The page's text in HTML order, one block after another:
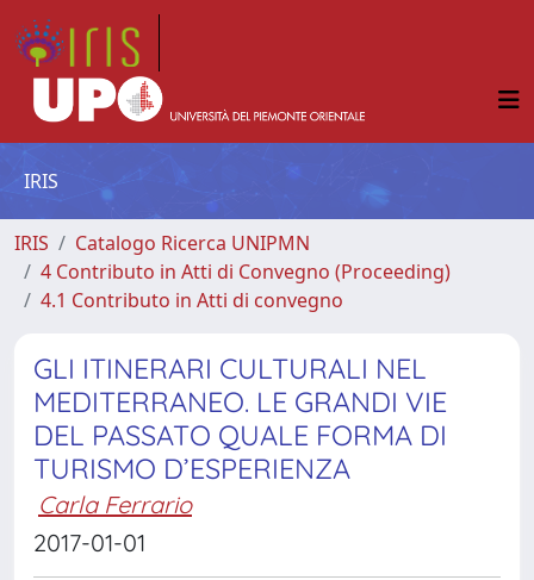
IRIS
IRIS
Catalogo Ricerca UNIPMN
4 Contributo in Atti di Convegno (Proceeding)
4.1 Contributo in Atti di convegno
GLI ITINERARI CULTURALI NEL
MEDITERRANEO. LE GRANDI VIE
DEL PASSATO QUALE FORMA DI
TURISMO D’ESPERIENZA
Carla Ferrario
2017-01-01